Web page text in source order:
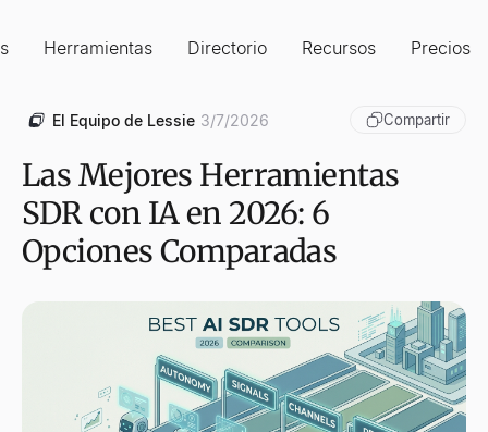
Herramientas Directorio Recursos Precios
El Equipo de Lessie 3/7/2026 Compartir
Las Mejores Herramientas
SDR con IA en 2026: 6
Opciones Comparadas